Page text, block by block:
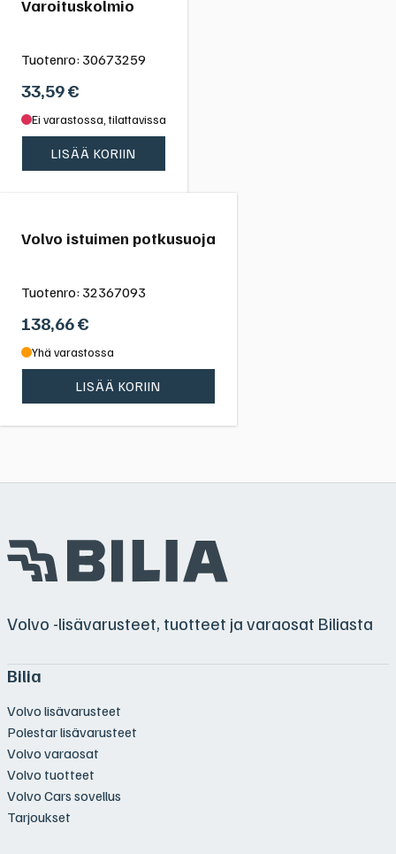
Varoituskolmio
Tuotenro: 30673259
33,59€
Ei varastossa, tilattavissa
LISÄÄ KORIIN
Volvo istuimen potkusuoja
Tuotenro: 32367093
138,66€
Yhä varastossa
LISÄÄ KORIIN
Volvo -lisävarusteet, tuotteet ja varaosat Biliasta
Bilia
Volvo lisävarusteet
Polestar lisävarusteet
Volvo varaosat
Volvo tuotteet
Volvo Cars sovellus
Tarjoukset